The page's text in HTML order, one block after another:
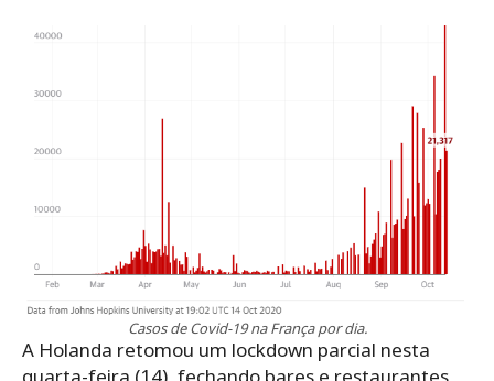
Casos de Covid-19 na França por dia.
A Holanda retomou um lockdown parcial nesta